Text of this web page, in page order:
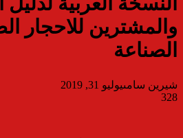
والمشترين للاحجار
الصناعة
شيرين سامىيوليو 31, 2019
328